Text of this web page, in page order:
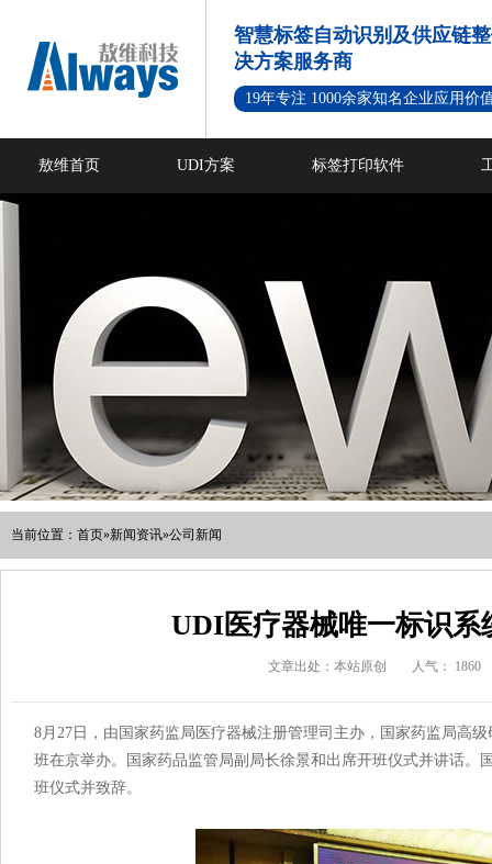
智慧标签自动识别及供应链
决方案服务商
19年专注 1000余家知名企业应用价
敖维首页 UDI方案 标签打印软件
当前位置： 首页»新闻资讯»公司新闻
UDI医疗器械唯一标识系
文章出处：本站原创 人气： 1860
8月27日，由国家药监局医疗器械注册管理司主办，国家药监局高
班在京举办。国家药品监管局副局长徐景和出席开班仪式并讲话。
班仪式并致辞。